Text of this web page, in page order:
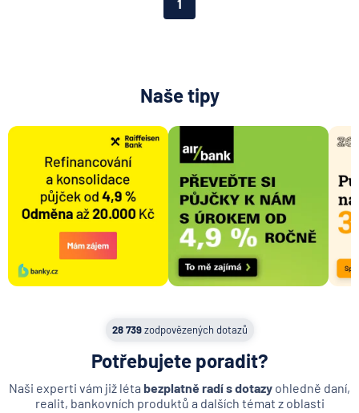
1
Naše tipy
28 739zodpovězených dotazů
Potřebujete poradit?
Naši experti vám již léta bezplatně radí s dotazy ohledně daní,
realit, bankovních produktů a dalších témat z oblasti